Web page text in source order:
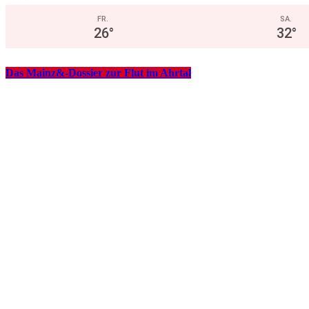
FR.
26°
SA.
32°
Das Mainz&-Dossier zur Flut im Ahrtal